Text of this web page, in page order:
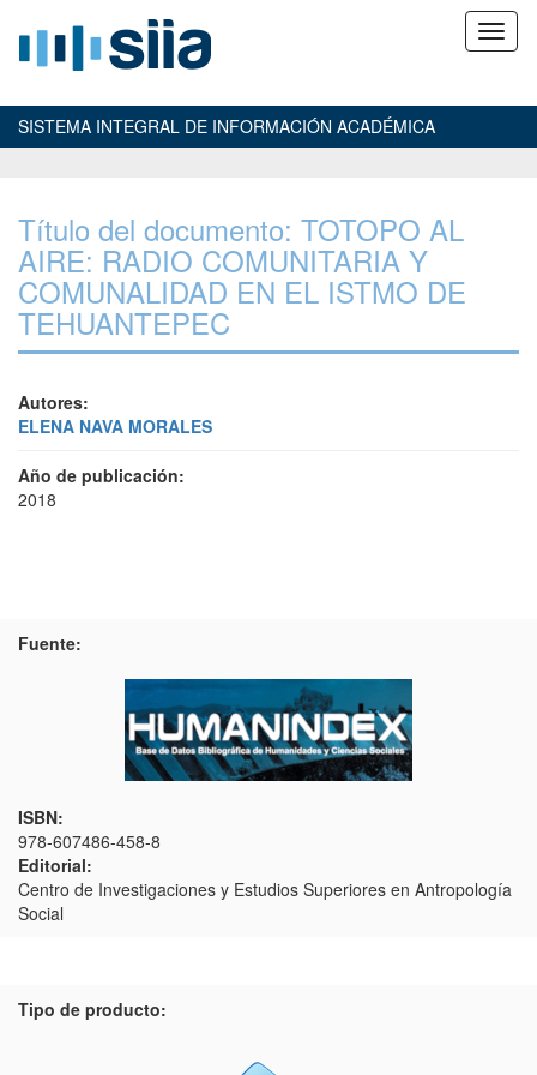
SISTEMA INTEGRAL DE INFORMACIÓN ACADÉMICA
Título del documento: TOTOPO AL
AIRE: RADIO COMUNITARIA Y
COMUNALIDAD EN EL ISTMO DE
TEHUANTEPEC
Autores:
ELENA NAVA MORALES
Año de publicación:
2018
Fuente:
ISBN:
978-607486-458-8
Editorial:
Centro de Investigaciones y Estudios Superiores en Antropología
Social
Tipo de producto: